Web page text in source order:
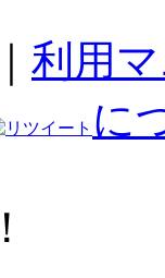
利用
に